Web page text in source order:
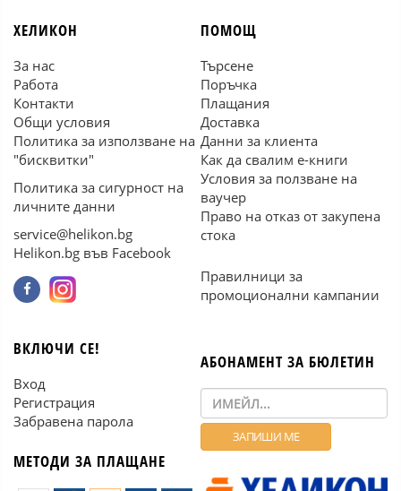
ХЕЛИКОН
За нас
Работа
Контакти
Общи условия
Политика за използване на
"бисквитки"
Политика за сигурност на
личните данни
service@helikon.bg
Helikon.bg във Facebook
ПОМОЩ
Търсене
Поръчка
Плащания
Доставка
Данни за клиента
Как да свалим е-книги
Условия за ползване на
ваучер
Право на отказ от закупена
стока
Правилници за
промоционални кампании
ВКЛЮЧИ СЕ!
Вход
Регистрация
Забравена парола
МЕТОДИ ЗА ПЛАЩАНЕ
АБОНАМЕНТ ЗА БЮЛЕТИН